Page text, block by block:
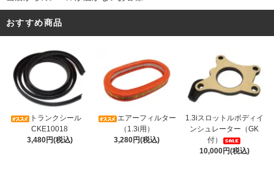
おすすめ商品
トランクシール
CKE10018
3,480円(税込)
エアーフィルター
（1.3i用）
3,280円(税込)
1.3iスロットルボディイ
ンシュレーター（GK
付）
10,000円(税込)